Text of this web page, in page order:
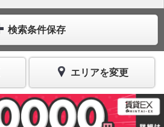
検索条件保存
エリアを変更